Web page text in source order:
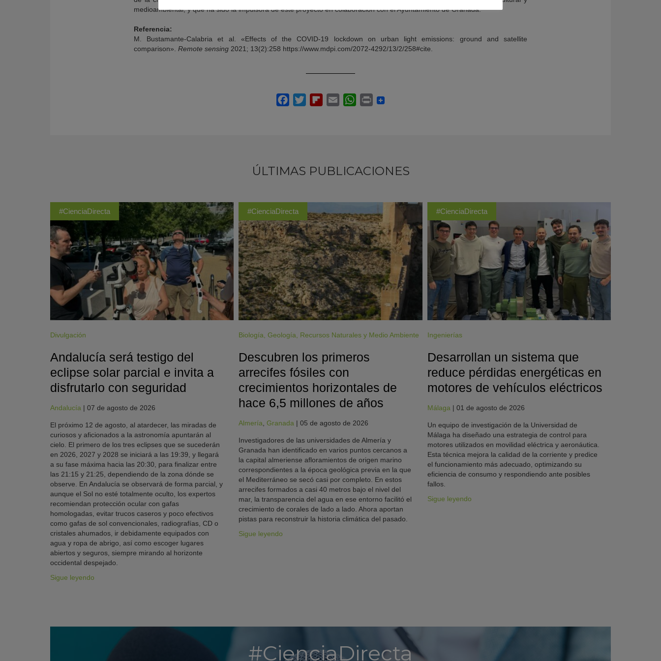
medioambiental, y que ha sido la impulsora de este proyecto en colaboración con el Ayuntamiento de Granada.
Referencia:
M. Bustamante-Calabria et al. «Effects of the COVID-19 lockdown on urban light emissions: ground and satellite
comparison». Remote sensing 2021; 13(2):258 https://www.mdpi.com/2072-4292/13/2/258#cite.
ÚLTIMAS PUBLICACIONES
#CienciaDirecta
Divulgación
Andalucía será testigo del
eclipse solar parcial e invita a
disfrutarlo con seguridad
Andalucía | 07 de agosto de 2026
El próximo 12 de agosto, al atardecer, las miradas de
curiosos y aficionados a la astronomía apuntarán al
cielo. El primero de los tres eclipses que se sucederán
en 2026, 2027 y 2028 se iniciará a las 19:39, y llegará
a su fase máxima hacia las 20:30, para finalizar entre
las 21:15 y 21:25, dependiendo de la zona dónde se
observe. En Andalucía se observará de forma parcial, y
aunque el Sol no esté totalmente oculto, los expertos
recomiendan protección ocular con gafas
homologadas, evitar trucos caseros y poco efectivos
como gafas de sol convencionales, radiografías, CD o
cristales ahumados, ir debidamente equipados con
agua y ropa de abrigo, así como escoger lugares
abiertos y seguros, siempre mirando al horizonte
occidental despejado.
Sigue leyendo
#CienciaDirecta
Biología ,Geología Recursos Naturales y Medio Ambiente
Descubren los primeros
arrecifes fósiles con
crecimientos horizontales de
hace 6,5 millones de años
Almería ,Granada |05 de agosto de 2026
Investigadores de las universidades de Almería y
Granada han identificado en varios puntos cercanos a
la capital almeriense afloramientos de origen marino
correspondientes a la época geológica previa en la que
el Mediterráneo se secó casi por completo. En estos
arrecifes formados a casi 40 metros bajo el nivel del
mar, la transparencia del agua en ese entorno facilitó el
crecimiento de corales de lado a lado. Ahora aportan
pistas para reconstruir la historia climática del pasado.
Sigue leyendo
#CienciaDirecta
Ingenierías
Desarrollan un sistema que
reduce pérdidas energéticas en
motores de vehículos eléctricos
Málaga | 01 de agosto de 2026
Un equipo de investigación de la Universidad de
Málaga ha diseñado una estrategia de control para
motores utilizados en movilidad eléctrica y aeronáutica.
Esta técnica mejora la calidad de la corriente y predice
el funcionamiento más adecuado, optimizando su
eficiencia de consumo y respondiendo ante posibles
fallos.
Sigue leyendo
#CienciaDirecta